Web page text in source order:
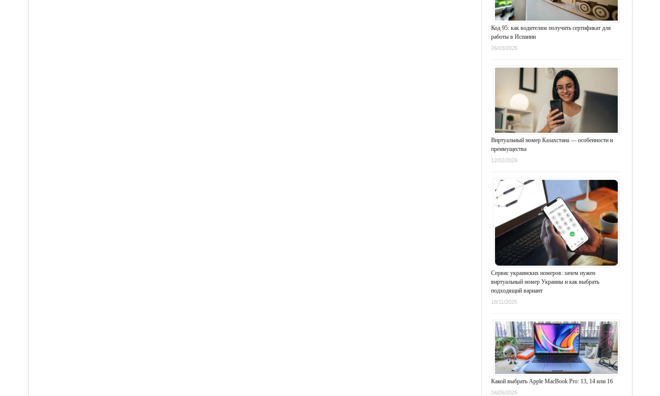
Код 95: как водителям получить сертификат для
работы в Испании
26/03/2026
Виртуальный номер Казахстана — особенности и
преимущества
12/02/2026
Сервис украинских номеров: зачем нужен
виртуальный номер Украины и как выбрать
подходящий вариант
18/11/2025
Какой выбрать Apple MacBook Pro: 13, 14 или 16
04/05/2025